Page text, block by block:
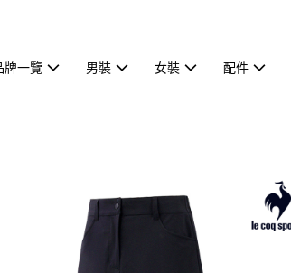
牌一覽 男裝 女裝 配件